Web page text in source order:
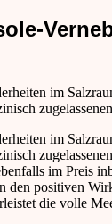
im
im
im Preis
den positiven
die volle